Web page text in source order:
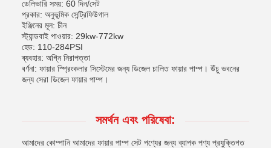
ডেলিভারি সময়: 60 দিন/সেট
প্রকার: অনুভূমিক সেন্ট্রিফিউগাল
ইঞ্জিনের মূল: চীন
স্ট্যান্ডবাই পাওয়ার: 29kw-772kw
হেড: 110-284PSI
ব্যবহার: অগ্নি নিরাপত্তা
বর্ণনা: ফায়ার স্প্রিংকলার সিস্টেমের জন্য ডিজেল চালিত ফায়ার পাম্প। উঁচু ভবনের
জন্য সেরা ডিজেল ফায়ার পাম্প।
সমর্থন এবং পরিষেবা:
আমাদের কোম্পানি আমাদের ফায়ার পাম্প সেট পণ্যের জন্য ব্যাপক পণ্য প্রযুক্তিগত